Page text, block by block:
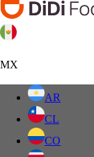
MX
AR
CL
CO